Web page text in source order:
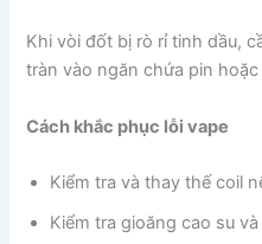
Khi vòi đốt bị rò rỉ tinh dầu,
tràn vào ngăn chứa pin
Cách khắc phục lỗi vape
Kiểm tra và thay thế coil
Kiểm tra gioăng cao su